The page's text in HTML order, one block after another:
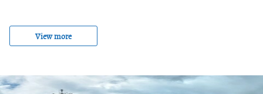
View more